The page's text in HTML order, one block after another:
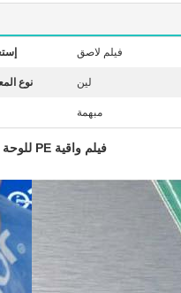
فيلم لاصق
لين نوع
مبهمة
فيلم واقية PE للوحة الألومنيوم البلاستيكية المركبة